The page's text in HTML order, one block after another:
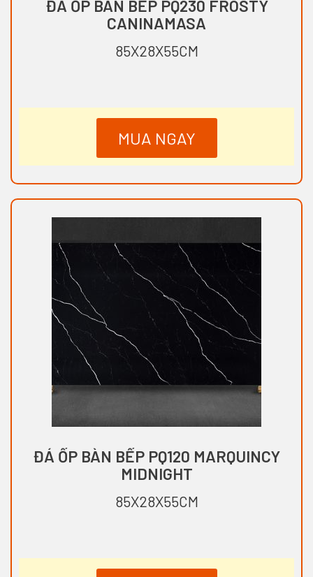
ĐÁ ỐP BÀN BẾP PQ230 FROSTY
CANINAMASA
85X28X55CM
MUA NGAY
ĐÁ ỐP BÀN BẾP PQ120 MARQUINCY
MIDNIGHT
85X28X55CM